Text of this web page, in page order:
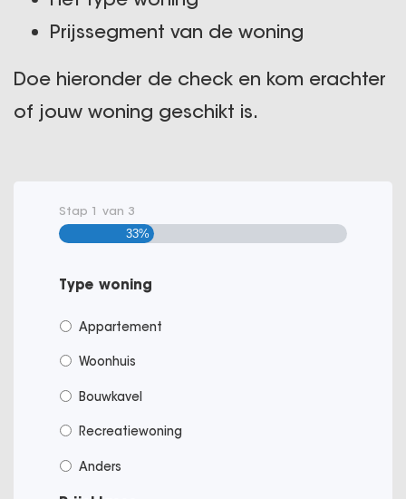
Prijssegment van de woning
Doe hieronder de check en kom erachter
of jouw woning geschikt is.
Stap 1 van 3
33%
Type woning
Appartement
Woonhuis
Bouwkavel
Recreatiewoning
Anders